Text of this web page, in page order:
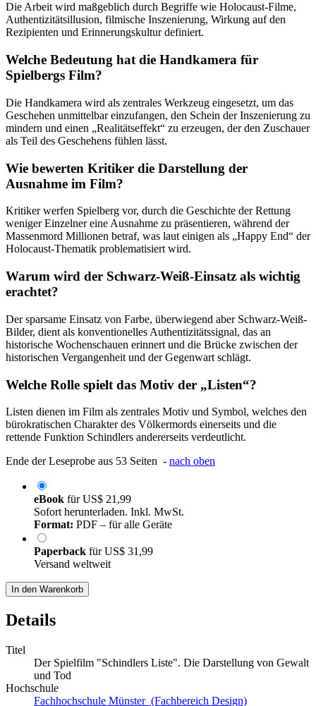
Die Arbeit wird maßgeblich durch Begriffe wie Holocaust-Filme,
Authentizitätsillusion, filmische Inszenierung, Wirkung auf den
Rezipienten und Erinnerungskultur definiert.
Welche Bedeutung hat die Handkamera für
Spielbergs Film?
Die Handkamera wird als zentrales Werkzeug eingesetzt, um das
Geschehen unmittelbar einzufangen, den Schein der Inszenierung zu
mindern und einen „Realitätseffekt“ zu erzeugen, der den Zuschauer
als Teil des Geschehens fühlen lässt.
Wie bewerten Kritiker die Darstellung der
Ausnahme im Film?
Kritiker werfen Spielberg vor, durch die Geschichte der Rettung
weniger Einzelner eine Ausnahme zu präsentieren, während der
Massenmord Millionen betraf, was laut einigen als „Happy End“ der
Holocaust-Thematik problematisiert wird.
Warum wird der Schwarz-Weiß-Einsatz als wichtig
erachtet?
Der sparsame Einsatz von Farbe, überwiegend aber Schwarz-Weiß-
Bilder, dient als konventionelles Authentizitätssignal, das an
historische Wochenschauen erinnert und die Brücke zwischen der
historischen Vergangenheit und der Gegenwart schlägt.
Welche Rolle spielt das Motiv der „Listen“?
Listen dienen im Film als zentrales Motiv und Symbol, welches den
bürokratischen Charakter des Völkermords einerseits und die
rettende Funktion Schindlers andererseits verdeutlicht.
Ende der Leseprobe aus 53 Seiten - nach oben
eBook fürUS$ 21,99
Sofort herunterladen. Inkl. MwSt.
Format: PDF – für alle Geräte
Paperback fürUS$ 31,99
Versand weltweit
In den Warenkorb
Details
Titel
Der Spielfilm "Schindlers Liste". Die Darstellung von Gewalt
und Tod
Hochschule
Fachhochschule Münster (Fachbereich Design)